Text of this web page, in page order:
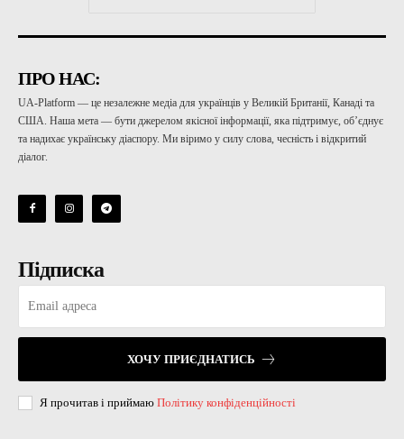
ПРО НАС:
UA-Platform — це незалежне медіа для українців у Великій Британії, Канаді та
США. Наша мета — бути джерелом якісної інформації, яка підтримує, об’єднує
та надихає українську діаспору. Ми віримо у силу слова, чесність і відкритий
діалог.
Підписка
ХОЧУ ПРИЄДНАТИСЬ
Я прочитав і приймаю Політику конфіденційності